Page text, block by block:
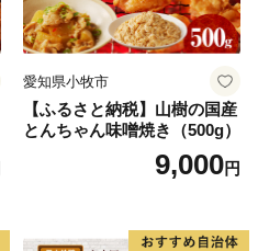
愛知県小牧市
【ふるさと納税】山樹の国産
とんちゃん味噌焼き（500g）
9,000円